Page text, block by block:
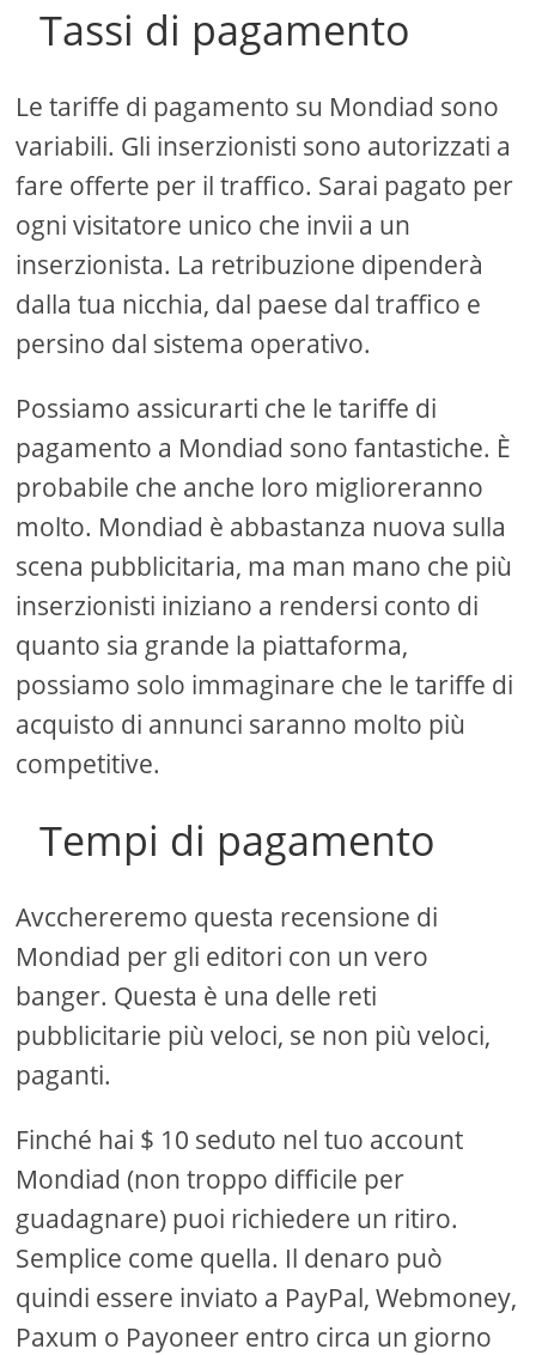
Tassi di pagamento
Le tariffe di pagamento su Mondiad sono
variabili. Gli inserzionisti sono autorizzati a
fare offerte per il traffico. Sarai pagato per
ogni visitatore unico che invii a un
inserzionista. La retribuzione dipenderà
dalla tua nicchia, dal paese dal traffico e
persino dal sistema operativo.
Possiamo assicurarti che le tariffe di
pagamento a Mondiad sono fantastiche. È
probabile che anche loro miglioreranno
molto. Mondiad è abbastanza nuova sulla
scena pubblicitaria, ma man mano che più
inserzionisti iniziano a rendersi conto di
quanto sia grande la piattaforma,
possiamo solo immaginare che le tariffe di
acquisto di annunci saranno molto più
competitive.
Tempi di pagamento
Avcchereremo questa recensione di
Mondiad per gli editori con un vero
banger. Questa è una delle reti
pubblicitarie più veloci, se non più veloci,
paganti.
Finché hai $ 10 seduto nel tuo account
Mondiad (non troppo difficile per
guadagnare) puoi richiedere un ritiro.
Semplice come quella. Il denaro può
quindi essere inviato a PayPal, Webmoney,
Paxum o Payoneer entro circa un giorno